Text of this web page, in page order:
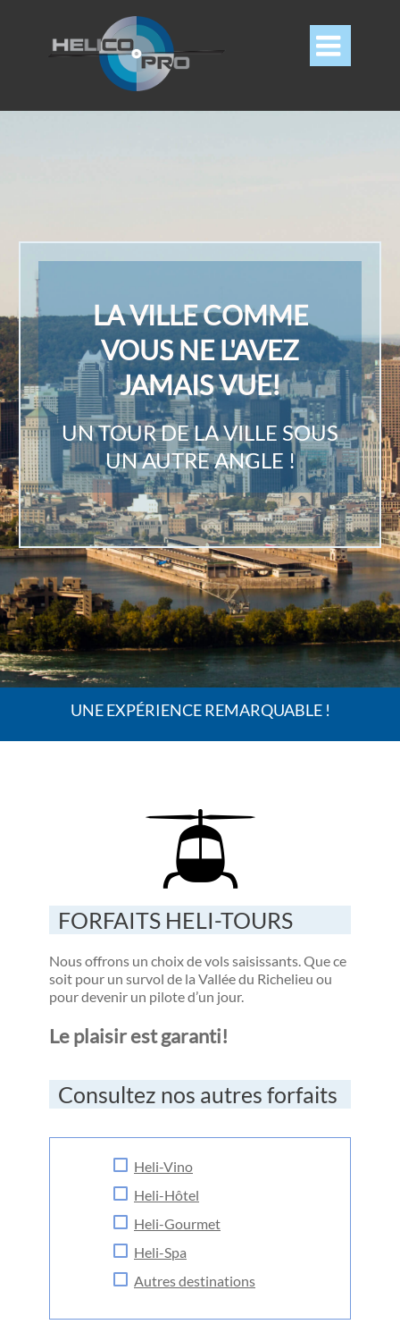

LA VILLE COMME
VOUS NE L'AVEZ
JAMAIS VUE!
UN TOUR DE LA VILLE SOUS
UN AUTRE ANGLE !
UNE EXPÉRIENCE REMARQUABLE !
FORFAITS HELI-TOURS
Nous offrons un choix de vols saisissants. Que ce
soit pour un survol de la Vallée du Richelieu ou
pour devenir un pilote d’un jour.
Le plaisir est garanti!
Consultez nos autres forfaits
Heli-Vino
Heli-Hôtel
H eli-Gourmet
H eli-Spa
Autres destinations